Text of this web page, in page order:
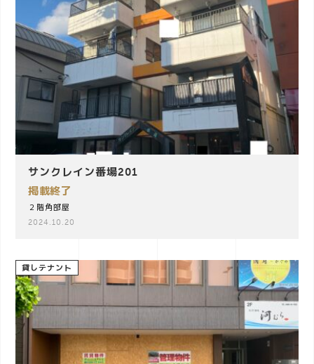
サンクレイン番場201
掲載終了
２階角部屋
2024.10.20
貸しテナント